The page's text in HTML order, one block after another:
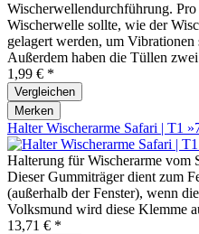
Wischerwellendurchführung.
Wischerwelle sollte, wie der
gelagert werden, um
Außerdem haben die Tüllen
1,99 € *
Vergleichen
Merken
Halter Wischerarme Safari | T1
Halterung für Wischerarme vom
Dieser Gummiträger dient zum
(außerhalb der Fenster), wenn
Volksmund wird diese Klemme
13,71 € *